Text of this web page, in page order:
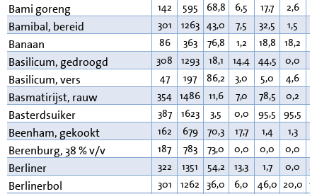
Bami goreng 142 595 68,8 6,5 17,7 2,6
Bamibal, bereid 301 1263 43,0 7,5 32,5 1,5
Banaan 86 363 76,8 1,2 18,8 18,2
Basilicum, gedroogd 308 1293 18,1 14,4 44,5 0,0
Basilicum, vers 47 197 86,2 3,0 5,0 4,6
Basmatirijst, rauw 354 1486 11,6 7,0 78,5 0,2
Basterdsuiker 387 1623 3,5 0,0 95,5 95,5
Beenham, gekookt 162 679 70,3 17,7 1,4 1,3
Berenburg, 38 % v/v 187 783 73,0 0,0 0,0 0,0
Berliner 322 1351 54,2 13,3 1,7 0,0
Berlinerbol 301 1262 36,0 6,0 46,0 20,0